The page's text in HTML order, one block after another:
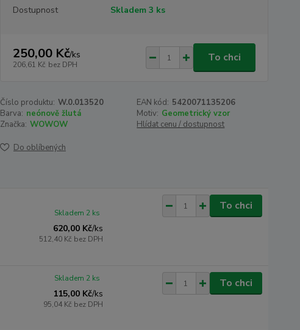
Dostupnost Skladem 3 ks
250,00 Kč/ks
206,61 Kč bez DPH
To chci
Číslo produktu: W.0.013520 EAN kód: 5420071135206
Barva: neónově žlutá Motiv: Geometrický vzor
Značka: WOWOW Hlídat cenu / dostupnost
Do oblíbených
620,00 Kč/ks
512,40 Kč bez DPH
Skladem 2 ks
To chci
115,00 Kč/ks
95,04 Kč bez DPH
Skladem 2 ks To chci